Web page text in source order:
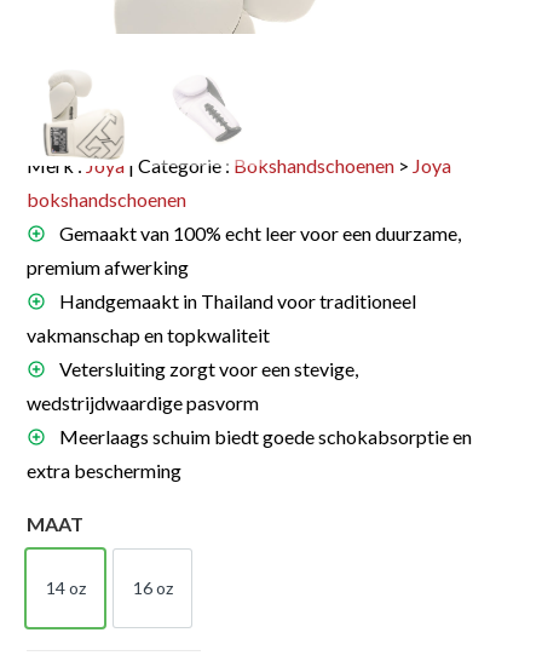
Merk :Joya | Categorie : Bokshandschoenen > Joya
bokshandschoenen
Gemaakt van 100% echt leer voor een duurzame,
premium afwerking
Handgemaakt in Thailand voor traditioneel
vakmanschap en topkwaliteit
Vetersluiting zorgt voor een stevige,
wedstrijdwaardige pasvorm
Meerlaags schuim biedt goede schokabsorptie en
extra bescherming
MAAT
14 oz 16 oz